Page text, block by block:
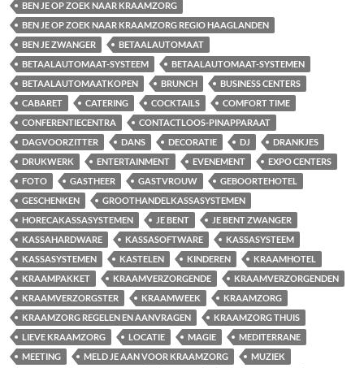
BEN JE OP ZOEK NAAR KRAAMZORG
BEN JE OP ZOEK NAAR KRAAMZORG REGIO HAAGLANDEN
BEN JE ZWANGER
BETAALAUTOMAAT
BETAALAUTOMAAT-SYSTEEM
BETAALAUTOMAAT-SYSTEMEN
BETAALAUTOMAATKOPEN
BRUNCH
BUSINESS CENTERS
CABARET
CATERING COCKTAILS
COMFORT TIME
CONFERENTIECENTRA
CONTACTLOOS-PINAPPARAAT
DAGVOORZITTER
DANS DECORATIE DJ
DRANKJES
DRUKWERK
ENTERTAINMENT EVENEMENT
EXPO CENTERS
FOTO
GASTHEER GASTVROUW
GEBOORTEHOTEL
GESCHENKEN
GROOTHANDELKASSASYSTEMEN
HORECAKASSASYSTEMEN
JE BENT
JE BENT ZWANGER
KASSAHARDWARE
KASSASOFTWARE
KASSASYSTEEM
KASSASYSTEMEN
KASTELEN KINDEREN
KRAAMHOTEL
KRAAMPAKKET
KRAAMVERZORGENDE
KRAAMVERZORGENDEN
KRAAMVERZORGSTER
KRAAMWEEK
KRAAMZORG
KRAAMZORG REGELEN EN AANVRAGEN
KRAAMZORG THUIS
LIEVE KRAAMZORG
LOCATIE MAGIE
MEDITERRANE
MEETING
MELD JE AAN VOOR KRAAMZORG
MUZIEK